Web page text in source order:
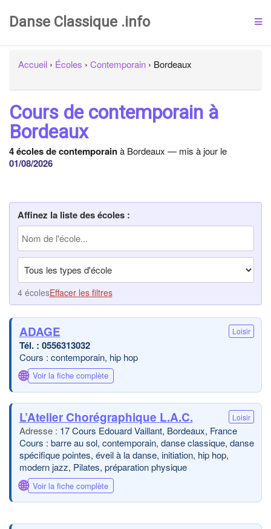
Danse Classique .info
Accueil › Écoles › Contemporain › Bordeaux
Cours de contemporain à
Bordeaux
4 écoles de contemporainà Bordeaux — mis à jour le
01/08/2026
Affinez la liste des écoles :
4 écolesEffacer les filtres
ADAGE Loisir
0556313032
Cours : contemporain, hip hop
🌐 Voir la fiche complète
L’Atelier Chorégraphique L.A.C. Loisir
17 Cours Edouard Vaillant, Bordeaux, France
Cours : barre au sol, contemporain, danse classique, danse
spécifique pointes, éveil à la danse, initiation, hip hop,
modern jazz, Pilates, préparation physique
🌐 Voir la fiche complète